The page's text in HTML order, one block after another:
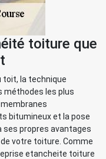
toiture que
toit, la technique
méthodes les plus
bitumineux et la pose
ses propres avantages
votre toiture. Comme
etancheite toiture